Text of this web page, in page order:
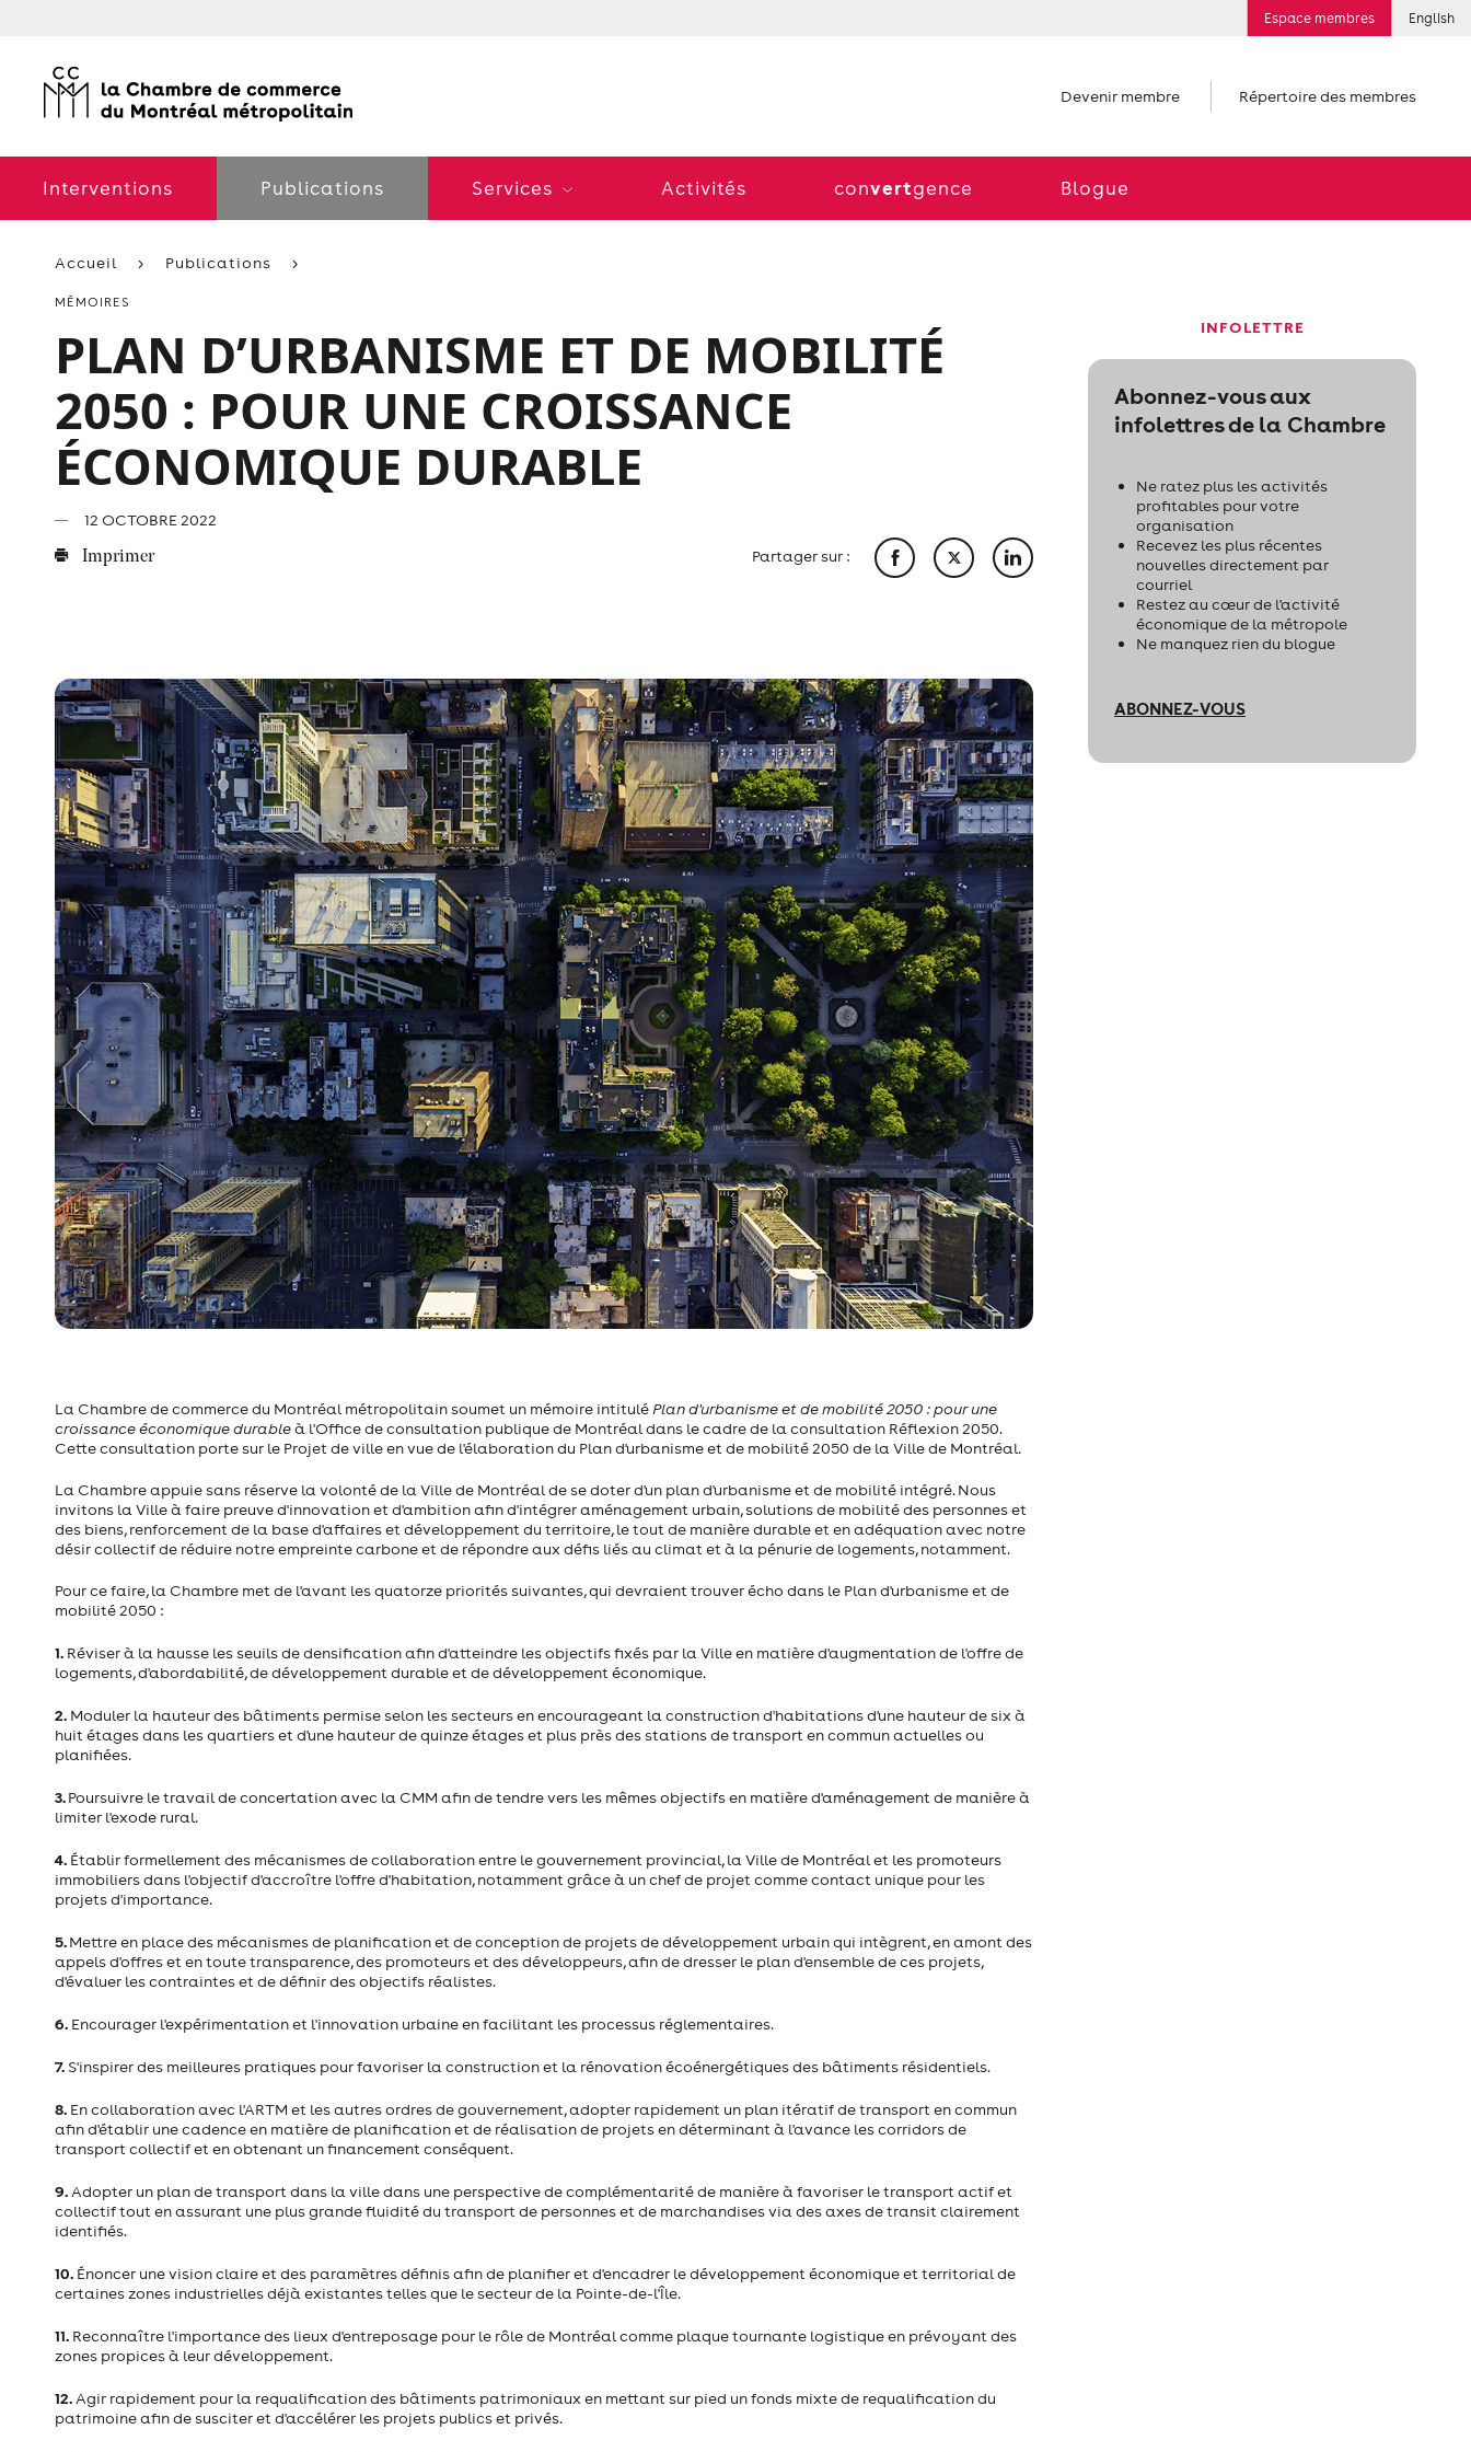
Espace membres English
Devenir membre Répertoire des membres
Interventions Publications Services Activités convertgence Blogue
Accueil Publications
INFOLETTRE
Abonnez-vous aux
infolettres de la Chambre
Ne ratez plus les activités
profitables pour votre
organisation
Recevez les plus récentes
nouvelles directement par
courriel
Restez au cœur de l'activité
économique de la métropole
Ne manquez rien du blogue
ABONNEZ-VOUS
MÉMOIRES
PLAN D’URBANISME ET DE MOBILITÉ
2050 : POUR UNE CROISSANCE
ÉCONOMIQUE DURABLE
12 OCTOBRE 2022
Imprimer Partager sur :
La Chambre de commerce du Montréal métropolitain soumet un mémoire intituléPlan d'urbanisme et de mobilité 2050 : pour une
croissance économique durableà l'Office de consultation publique de Montréal dans le cadre de la consultation Réflexion 2050.
Cette consultation porte sur le Projet de ville en vue de l'élaboration du Plan d'urbanisme et de mobilité 2050 de la Ville de Montréal.
La Chambre appuie sans réserve la volonté de la Ville de Montréal de se doter d'un plan d'urbanisme et de mobilité intégré. Nous
invitons la Ville à faire preuve d'innovation et d'ambition afin d'intégrer aménagement urbain, solutions de mobilité des personnes et
des biens, renforcement de la base d'affaires et développement du territoire, le tout de manière durable et en adéquation avec notre
désir collectif de réduire notre empreinte carbone et de répondre aux défis liés au climat et à la pénurie de logements, notamment.
Pour ce faire, la Chambre met de l'avant les quatorze priorités suivantes, qui devraient trouver écho dans le Plan d'urbanisme et de
mobilité 2050 :
1. Réviser à la hausse les seuils de densification afin d'atteindre les objectifs fixés par la Ville en matière d'augmentation de l'offre de
logements, d'abordabilité, de développement durable et de développement économique.
2. Moduler la hauteur des bâtiments permise selon les secteurs en encourageant la construction d'habitations d'une hauteur de six à
huit étages dans les quartiers et d'une hauteur de quinze étages et plus près des stations de transport en commun actuelles ou
planifiées.
3.Poursuivre le travail de concertation avec la CMM afin de tendre vers les mêmes objectifs en matière d'aménagement de manière à
limiter l'exode rural.
4. Établir formellement des mécanismes de collaboration entre le gouvernement provincial, la Ville de Montréal et les promoteurs
immobiliers dans l'objectif d'accroître l'offre d'habitation, notamment grâce à un chef de projet comme contact unique pour les
projets d'importance.
5.Mettre en place des mécanismes de planification et de conception de projets de développement urbain qui intègrent, en amont des
appels d'offres et en toute transparence, des promoteurs et des développeurs, afin de dresser le plan d'ensemble de ces projets,
d'évaluer les contraintes et de définir des objectifs réalistes.
6. Encourager l'expérimentation et l'innovation urbaine en facilitant les processus réglementaires.
7. S'inspirer des meilleures pratiques pour favoriser la construction et la rénovation écoénergétiques des bâtiments résidentiels.
8. En collaboration avec l'ARTM et les autres ordres de gouvernement, adopter rapidement un plan itératif de transport en commun
afin d'établir une cadence en matière de planification et de réalisation de projets en déterminant à l'avance les corridors de
transport collectif et en obtenant un financement conséquent.
9.Adopter un plan de transport dans la ville dans une perspective de complémentarité de manière à favoriser le transport actif et
collectif tout en assurant une plus grande fluidité du transport de personnes et de marchandises via des axes de transit clairement
identifiés.
10. Énoncer une vision claire et des paramètres définis afin de planifier et d'encadrer le développement économique et territorial de
certaines zones industrielles déjà existantes telles que le secteur de la Pointe-de-l'Île.
11. Reconnaître l'importance des lieux d'entreposage pour le rôle de Montréal comme plaque tournante logistique en prévoyant des
zones propices à leur développement.
12.Agir rapidement pour la requalification des bâtiments patrimoniaux en mettant sur pied un fonds mixte de requalification du
patrimoine afin de susciter et d'accélérer les projets publics et privés.